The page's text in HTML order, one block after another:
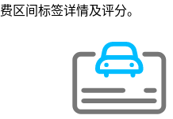
费区间标签详情及评分。